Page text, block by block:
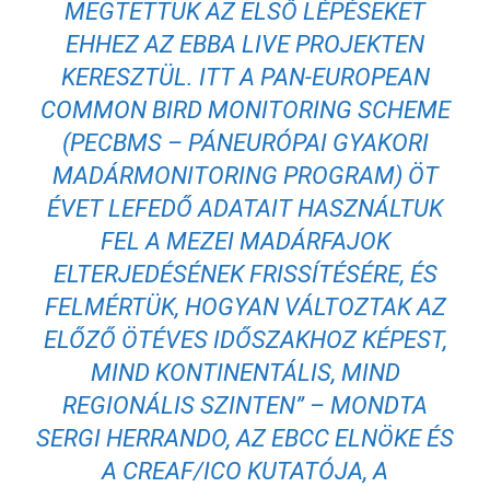
MEGTETTÜK AZ ELSŐ LÉPÉSEKET
EHHEZ AZ EBBA LIVE PROJEKTEN
KERESZTÜL. ITT A PAN-EUROPEAN
COMMON BIRD MONITORING SCHEME
(PECBMS – PÁNEURÓPAI GYAKORI
MADÁRMONITORING PROGRAM) ÖT
ÉVET LEFEDŐ ADATAIT HASZNÁLTUK
FEL A MEZEI MADÁRFAJOK
ELTERJEDÉSÉNEK FRISSÍTÉSÉRE, ÉS
FELMÉRTÜK, HOGYAN VÁLTOZTAK AZ
ELŐZŐ ÖTÉVES IDŐSZAKHOZ KÉPEST,
MIND KONTINENTÁLIS, MIND
REGIONÁLIS SZINTEN”– MONDTA
SERGI HERRANDO, AZ EBCC ELNÖKE ÉS
A CREAF/ICO KUTATÓJA, A